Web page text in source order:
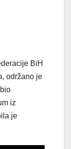
BiH
održano je
iz
je